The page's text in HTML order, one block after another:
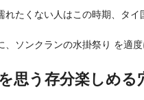
れたくない人はこの時期、タイ
、ソンクランの水掛祭り を適
思う存分楽しめ